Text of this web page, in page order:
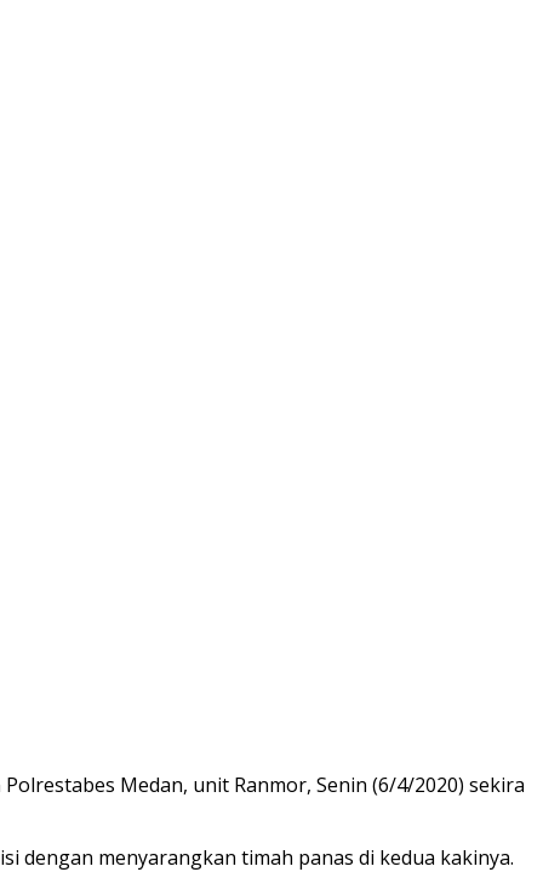
Medan, unit Ranmor, Senin (6/4/2020) sekira
dengan menyarangkan timah panas di kedua kakinya.